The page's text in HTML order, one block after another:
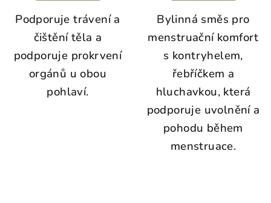
Podporuje trávení a
čištění těla a
podporuje prokrvení
orgánů u obou
pohlaví.
Bylinná směs pro
menstruační komfort
s kontryhelem,
řebříčkem a
hluchavkou, která
podporuje uvolnění a
pohodu během
menstruace.